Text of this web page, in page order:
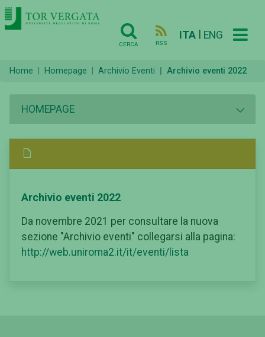
CERCA RSS
ITA ENG
Home Homepage Archivio Eventi Archivio eventi 2022
HOMEPAGE
Archivio eventi 2022
Da novembre 2021 per consultare la nuova
sezione "Archivio eventi" collegarsi alla pagina:
http://web.uniroma2.it/it/eventi/lista